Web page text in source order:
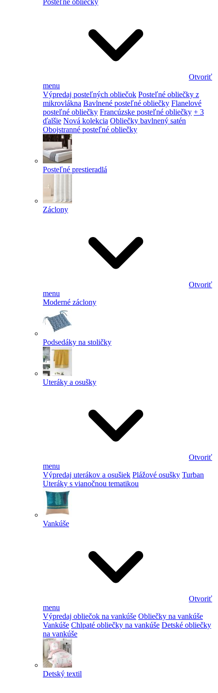
Posteľné obliečky
Otvoriť
menu
Výpredaj posteľných obliečok Posteľné obliečky z
mikrovlákna Bavlnené posteľné obliečky Flanelové
posteľné obliečky Francúzske posteľné obliečky + 3
ďalšie Nová kolekcia Obliečky bavlnený satén
Obojstranné posteľné obliečky
Posteľné prestieradlá
Záclony
Otvoriť
menu
Moderné záclony
Podsedáky na stoličky
Uteráky a osušky
Otvoriť
menu
Výpredaj uterákov a osušiek Plážové osušky Turban
Uteráky s vianočnou tematikou
Vankúše
Otvoriť
menu
Výpredaj obliečok na vankúše Obliečky na vankúše
Vankúše Chlpaté obliečky na vankúše Detské obliečky
na vankúše
Detský textil